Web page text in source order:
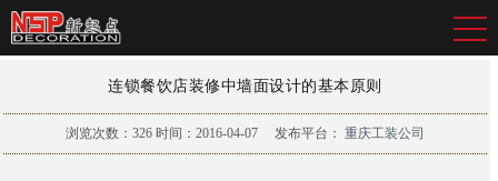
连锁餐饮店装修中墙面设计的基本原则
浏览次数： 326 时间：2016-04-07 发布平台： 重庆工装公司